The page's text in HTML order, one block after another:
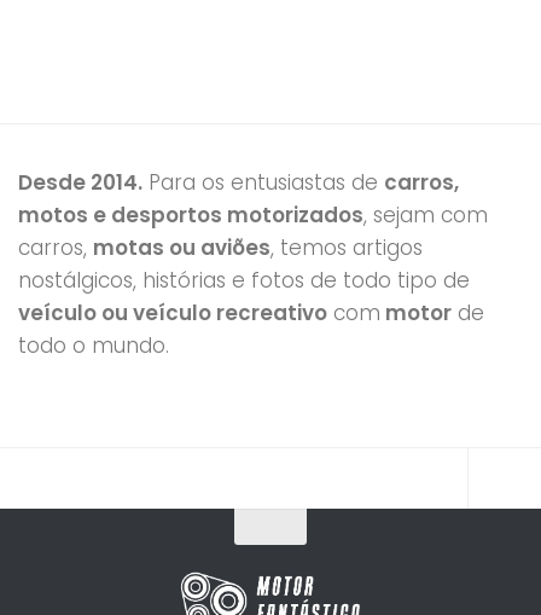
Desde 2014. Para os entusiastas de carros,
motos e desportos motorizados, sejam com
carros, motas ou aviões, temos artigos
nostálgicos, histórias e fotos de todo tipo de
veículo ou veículo recreativo com motor de
todo o mundo.